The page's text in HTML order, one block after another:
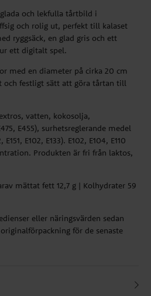
och lekfulla tårtbild i
och rolig ut, perfekt till kalaset
ryggsäck, en glad gris och ett
ett digitalt spel.
med en diameter på cirka 20 cm
och festligt sätt att göra tårtan till
vatten, kokosolja,
E455), surhetsreglerande medel
E102, E133). E102, E104, E110
Produkten är fri från laktos,
mättat fett 12,7 g | Kolhydrater 59
eller näringsvärden sedan
för de senaste